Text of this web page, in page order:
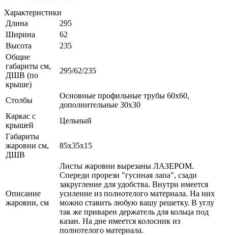
Характеристики
Длина
295
Ширина
62
Высота
235
Общие
габариты см,
ДШВ (по
крыше)
295/62/235
Столбы
Основные профильные трубы 60x60,
дополнительные 30x30
Каркас с
крышей
Цельный
Габариты
жаровни см,
ДШВ
85x35x15
Описание
жаровни, см
Листы жаровни вырезаны ЛАЗЕРОМ.
Спереди прорези "гусиная лапа", сзади
закругление для удобства. Внутри имеется
усиление из полнотелого материала. На них
можно ставить любую вашу решетку. В углу
так же приварен держатель для кольца под
казан. На дне имеется колосник из
полнотелого материала.